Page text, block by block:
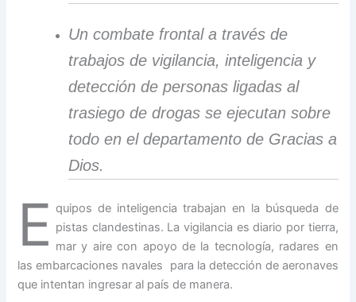
Un combate frontal a través de
trabajos de vigilancia, inteligencia y
detección de personas ligadas al
trasiego de drogas se ejecutan sobre
todo en el departamento de Gracias a
Dios.
E quipos de inteligencia trabajan en la búsqueda de
pistas clandestinas. La vigilancia es diario por tierra,
mar y aire con apoyo de la tecnología, radares en
las embarcaciones navales para la detección de aeronaves
que intentan ingresar al país de manera.